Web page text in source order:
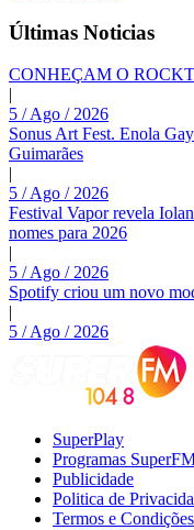
Últimas Noticias
CONHEÇAM O
|
5 / Ago / 2026
Sonus Art Fest. Enola
Guimarães
|
5 / Ago / 2026
Festival Vapor revela
nomes para 2026
|
5 / Ago / 2026
Spotify criou um novo
|
5 / Ago / 2026
SuperPlay
Programas
Publicidade
Politica de
Termos e Condições